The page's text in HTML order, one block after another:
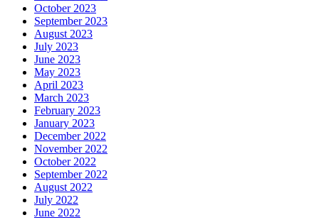
October 2023
September 2023
August 2023
July 2023
June 2023
May 2023
April 2023
March 2023
February 2023
January 2023
December 2022
November 2022
October 2022
September 2022
August 2022
July 2022
June 2022